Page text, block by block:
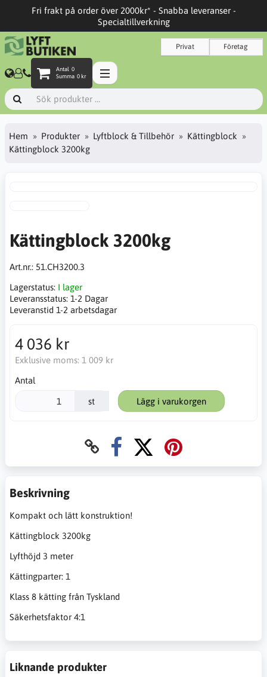
Fri frakt på order över 2000kr* - Snabba leveranser -
Specialtillverkning
Privat Företag
Antal 0
Summa 0 kr
Hem Produkter Lyftblock & Tillbehör
Kättingblock
Kättingblock 3200kg
Kättingblock 3200kg
Art.nr.: 51.CH3200.3
Lagerstatus: I lager
Leveransstatus: 1-2 Dagar
Leveranstid 1-2 arbetsdagar
4 036 kr
Exklusive moms: 1 009 kr
Antal
st Lägg i varukorgen
Beskrivning
Kompakt och lätt konstruktion!
Kättingblock 3200kg
Lyfthöjd 3 meter
Kättingparter: 1
Klass 8 kätting från Tyskland
Säkerhetsfaktor 4:1
Liknande produkter